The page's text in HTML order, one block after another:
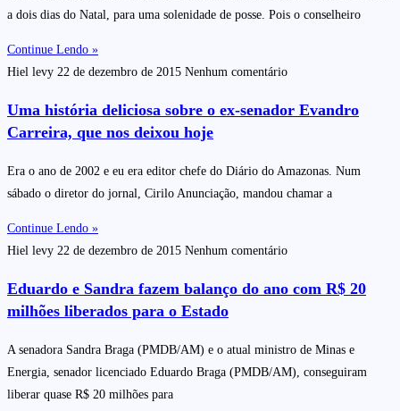
a dois dias do Natal, para uma solenidade de posse. Pois o conselheiro
Continue Lendo »
Hiel levy 22 de dezembro de 2015 Nenhum comentário
Uma história deliciosa sobre o ex-senador Evandro
Carreira, que nos deixou hoje
Era o ano de 2002 e eu era editor chefe do Diário do Amazonas. Num
sábado o diretor do jornal, Cirilo Anunciação, mandou chamar a
Continue Lendo »
Hiel levy 22 de dezembro de 2015 Nenhum comentário
Eduardo e Sandra fazem balanço do ano com R$ 20
milhões liberados para o Estado
A senadora Sandra Braga (PMDB/AM) e o atual ministro de Minas e
Energia, senador licenciado Eduardo Braga (PMDB/AM), conseguiram
liberar quase R$ 20 milhões para